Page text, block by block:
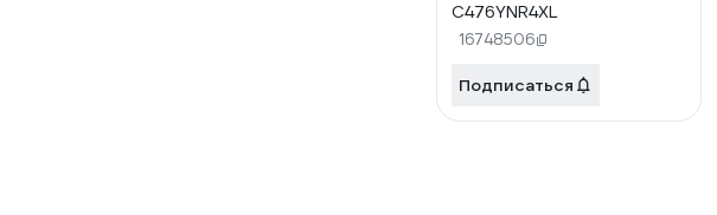
C476YNR4XL
16748506
Подписаться